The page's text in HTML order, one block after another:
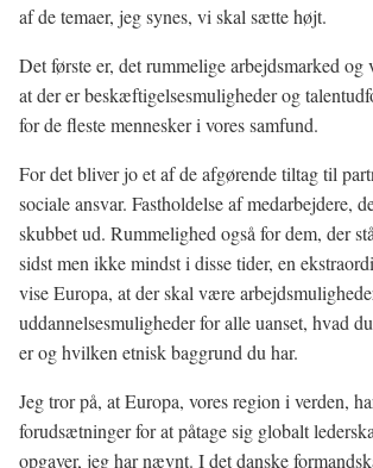
af de temaer, jeg synes, vi skal sætte højt.
Det første er, det rummelige arbejdsmarked og
at der er beskæftigelsesmuligheder og
for de fleste mennesker i vores samfund.
For det bliver jo et af de afgørende tiltag til
sociale ansvar. Fastholdelse af medarbejdere,
skubbet ud. Rummelighed også for dem, der
sidst men ikke mindst i disse tider, en
vise Europa, at der skal være
uddannelsesmuligheder for alle uanset, hvad
er og hvilken etnisk baggrund du har.
Jeg tror på, at Europa, vores region i verden,
forudsætninger for at påtage sig globalt
opgaver, jeg har nævnt. I det danske